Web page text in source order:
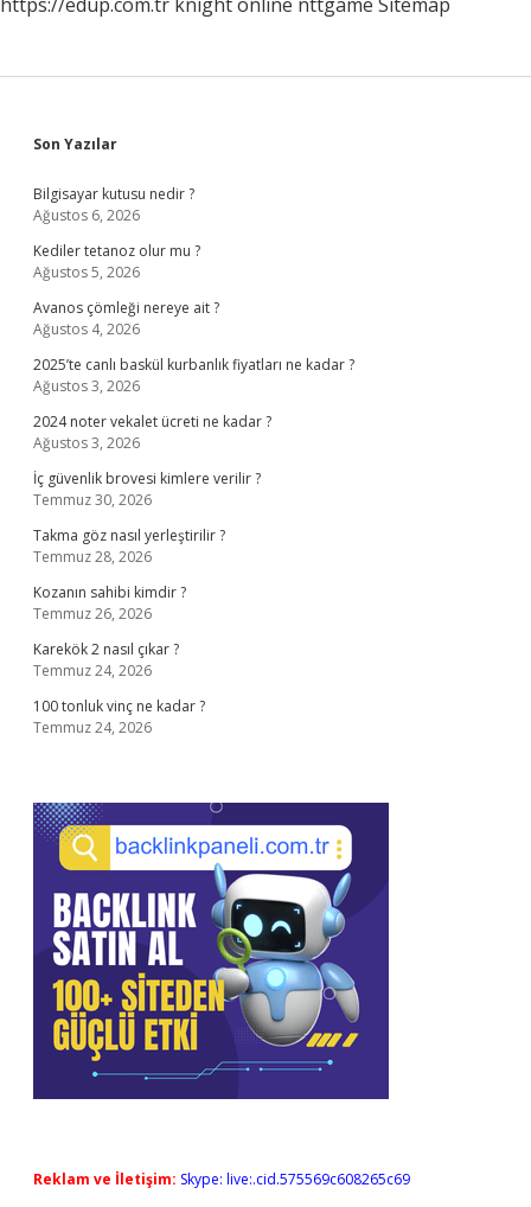
Sidebar
Son Yazılar
Bilgisayar kutusu nedir ?
Ağustos 6, 2026
Kediler tetanoz olur mu ?
Ağustos 5, 2026
Avanos çömleği nereye ait ?
Ağustos 4, 2026
2025’te canlı baskül kurbanlık fiyatları ne kadar ?
Ağustos 3, 2026
2024 noter vekalet ücreti ne kadar ?
Ağustos 3, 2026
İç güvenlik brovesi kimlere verilir ?
Temmuz 30, 2026
Takma göz nasıl yerleştirilir ?
Temmuz 28, 2026
Kozanın sahibi kimdir ?
Temmuz 26, 2026
Karekök 2 nasıl çıkar ?
Temmuz 24, 2026
100 tonluk vinç ne kadar ?
Temmuz 24, 2026
Reklam ve İletişim: Skype: live:.cid.575569c608265c69